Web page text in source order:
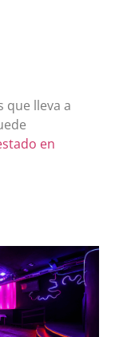
que lleva a
en